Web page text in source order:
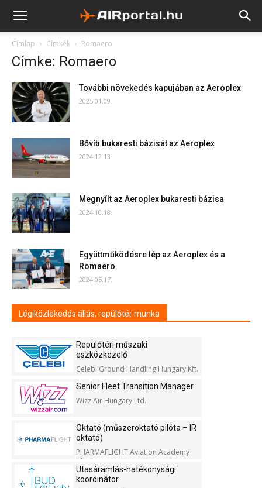
Címlap Címkék Romaero
Címke: Romaero
További növekedés kapujában az Aeroplex
2025.01.09.
Bővíti bukaresti bázisát az Aeroplex
2024.12.13.
Megnyílt az Aeroplex bukaresti bázisa
2024.10.18.
Együttműködésre lép az Aeroplex és a
Romaero
2024.05.17.
Légiközlekedés állás, repülőtér munka
Repülőtéri műszaki
eszközkezelő
Celebi Ground Handling Hungary Kft.
Senior Fleet Transition Manager
Wizz Air Hungary Ltd.
Oktató (műszeroktató pilóta – IR
oktató)
PHARMAFLIGHT Aviation Academy
Kft.
Utasáramlás-hatékonysági
koordinátor